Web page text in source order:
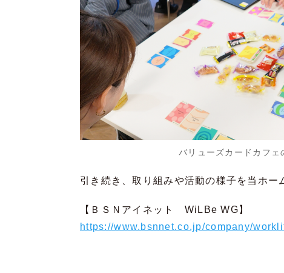
バリューズカードカフェ
引き続き、取り組みや活動の様子を当ホ
【ＢＳＮアイネット WiLBe WG】
https://www.bsnnet.co.jp/company/